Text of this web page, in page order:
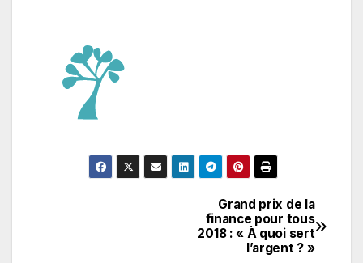
Grand prix de la
finance pour tous
2018 : « À quoi sert
l’argent ? »